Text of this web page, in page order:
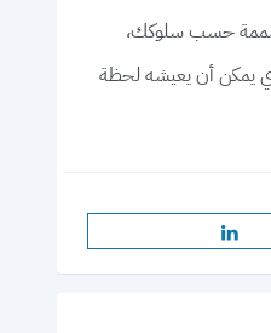
مصممة حسب سلوكك،
يمكن أن يعيشه لحظة